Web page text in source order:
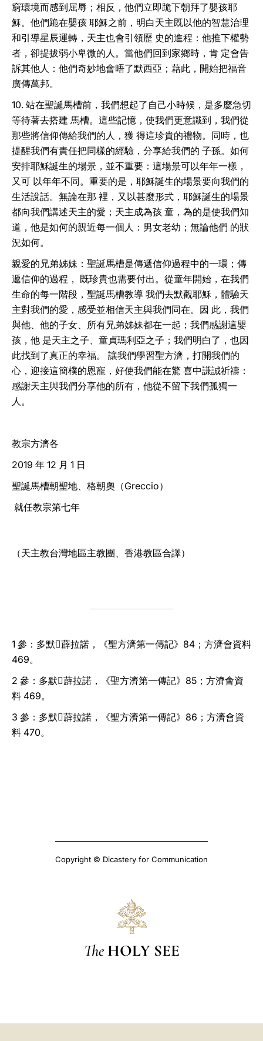
窮環境而感到屈辱；相反，他們立即跪下朝拜了嬰孩耶
穌。他們跪在嬰孩 耶穌之前，明白天主既以他的智慧治理
和引導星辰運轉，天主也會引領歷 史的進程：他推下權勢
者，卻提拔弱小卑微的人。當他們回到家鄉時，肯 定會告
訴其他人：他們奇妙地會晤了默西亞；藉此，開始把福音
廣傳萬邦。
10. 站在聖誕馬槽前，我們想起了自己小時候，是多麼急切
等待著去搭建 馬槽。這些記憶，使我們更意識到，我們從
那些將信仰傳給我們的人，獲 得這珍貴的禮物。同時，也
提醒我們有責任把同樣的經驗，分享給我們的 子孫。如何
安排耶穌誕生的場景，並不重要：這場景可以年年一樣，
又可 以年年不同。重要的是，耶穌誕生的場景要向我們的
生活說話。無論在那 裡，又以甚麼形式，耶穌誕生的場景
都向我們講述天主的愛；天主成為孩 童，為的是使我們知
道，他是如何的親近每一個人：男女老幼；無論他們 的狀
況如何。
親愛的兄弟姊妹：聖誕馬槽是傳遞信仰過程中的一環；傳
遞信仰的過程， 既珍貴也需要付出。從童年開始，在我們
生命的每一階段，聖誕馬槽教導 我們去默觀耶穌，體驗天
主對我們的愛，感受並相信天主與我們同在。因 此，我們
與他、他的子女、所有兄弟姊妹都在一起；我們感謝這嬰
孩，他 是天主之子、童貞瑪利亞之子；我們明白了，也因
此找到了真正的幸福。 讓我們學習聖方濟，打開我們的
心，迎接這簡樸的恩寵，好使我們能在驚 喜中謙誠祈禱：
感謝天主與我們分享他的所有，他從不留下我們孤獨一
人。
教宗方濟各
2019 年 12 月 1 日
聖誕馬槽朝聖地、格朝奧（Greccio）
就任教宗第七年
（天主教台灣地區主教團、香港教區合譯）
1 參：多默薜拉諾，《聖方濟第一傳記》84；方濟會資料
469。
2 參：多默薜拉諾，《聖方濟第一傳記》85；方濟會資
料 469。
3 參：多默薜拉諾，《聖方濟第一傳記》86；方濟會資
料 470。
Copyright © Dicastery for Communication
The HOLY SEE